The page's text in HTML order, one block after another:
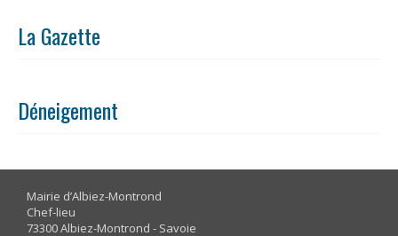
La Gazette
Déneigement
Mairie d’Albiez-Montrond
Chef-lieu
73300 Albiez-Montrond - Savoie